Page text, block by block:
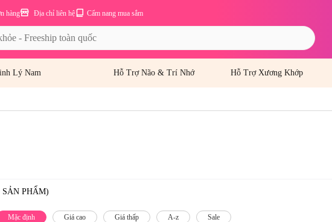
Cẩm nang mua sắm
Địa chỉ liên hệ
hàng
Lý Nam Hỗ Trợ Não & Trí Nhớ Hỗ Trợ Xương Khớp
SẢN PHẨM)
Mặc định Giá cao Giá thấp A-z Sale